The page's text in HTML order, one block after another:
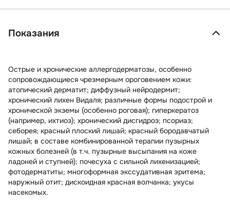
Показания
Острые и хронические аллергодерматозы, особенно
сопровождающиеся чрезмерным ороговением кожи:
атопический дерматит; диффузный нейродермит;
хронический лихен Видаля; различные формы подострой и
хронической экземы (особенно роговая); гиперкератоз
(например, ихтиоз); хронический дисгидроз; псориаз;
себорея; красный плоский лишай; красный бородавчатый
лишай; в составе комбинированной терапии пузырных
кожных болезней (в т.ч. пузырные высыпания на коже
ладоней и ступней); почесуха с сильной лихенизацией;
фотодерматиты; многоформная экссудативная эритема;
наружный отит; дискоидная красная волчанка; укусы
насекомых.